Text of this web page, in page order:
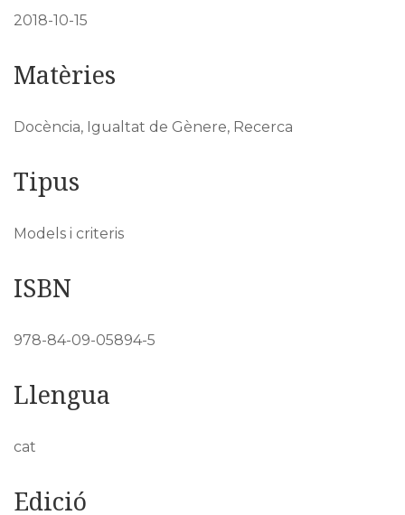
2018-10-15
Matèries
Docència, Igualtat de Gènere, Recerca
Tipus
Models i criteris
ISBN
978-84-09-05894-5
Llengua
cat
Edició